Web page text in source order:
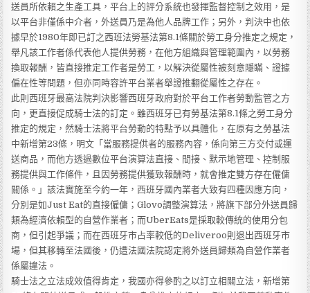
送員所依賴之生產工具，平台上的評分系統也發揮監督控制之效用，是
以平台非僅係中介者，外送員乃是為他人品牌工作；另外，判決中也依
據早於1980年即已訂之西班法勞基法第8.1條關於勞工身分推定之規定，
舉凡該工作者係代表他人提供勞務，在他方組織與管理範圍內，以勞務
換取報酬，皆直接推定工作者是勞工，以解決從屬性被刻意隱瞞、證據
偏在性等問題，但亦同時容許平台業者舉證推翻從屬性之存在。
此則西班牙最高法院判決影響西班牙政府對於平台工作者勞動監管之方
向，更直接促成騎士法的訂定。雖西班牙已有勞基法第8.1條之勞工身分
推定的規定，然騎士法將平台勞動的特點予以具體化，在原有之勞基法
中新增第23條，明文「當服務提供者的服務內容，係向第三方交付或運
送商品，而他方透過數位平台演算法直接、間接、默示地管理、控制服
務提供與工作條件，且因勞務提供獲致報酬時，就會推定雙方存在僱傭
關係。」該法實施至今約一年，西班牙國內業者大致有四種因應方向，
分別是如Just Eat的直接僱傭；Glovo調整演算法，將旗下部分外送員歸
類為經濟依賴型的自營作業者；而UberEats是採取較傳統的使用分包
商，但引起爭議；而在西班牙市占率較低的Deliveroo則退出西班牙市
場，但其移轉至法國後，仍遭法國法院認定將外送員歸類為自營作業者
係屬違法。
騎士法之立法成效值得肯定，我國亦得參酌之以訂立相關立法，新增第